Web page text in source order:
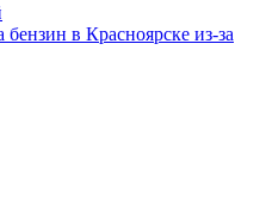
в Красноярске из-за